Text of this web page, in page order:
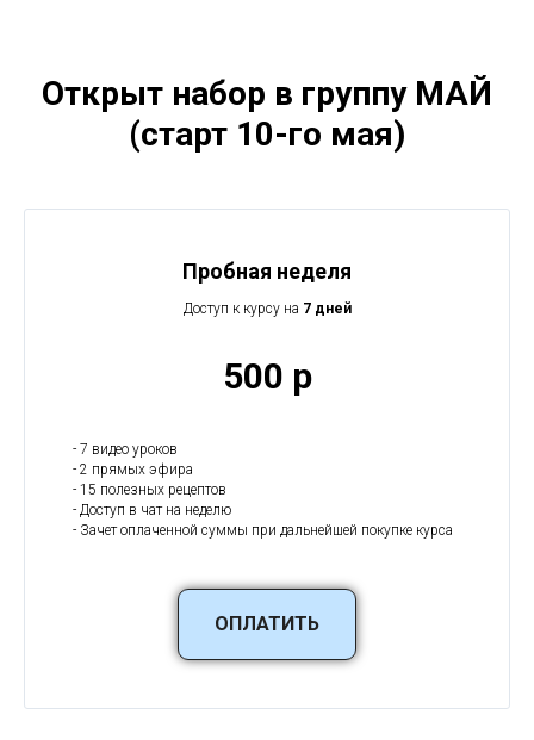
Открыт набор в группу МАЙ
(старт 10-го мая)
Пробная неделя
Доступ к курсу на 7 дней
500 р
- 7 видео уроков
- 2 прямых эфира
- 15 полезных рецептов
- Доступ в чат на неделю
- Зачет оплаченной суммы при дальнейшей покупке курса
ОПЛАТИТЬ